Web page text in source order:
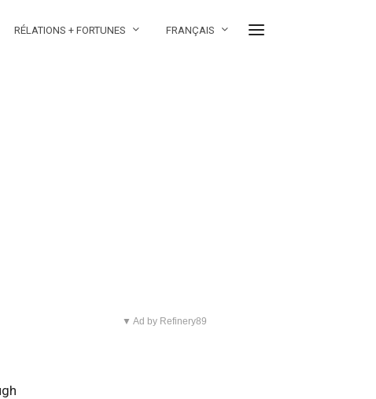
RÉLATIONS + FORTUNES FRANÇAIS
▼ Ad by Refinery89